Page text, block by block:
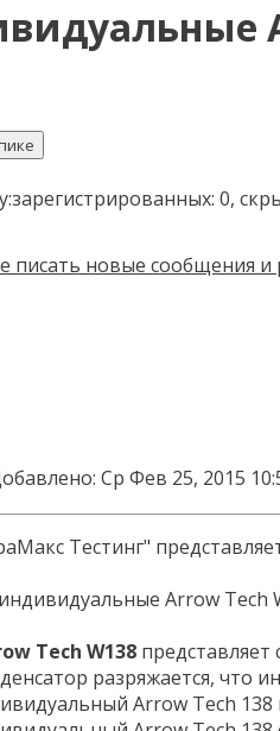
0,
Ср Фев 25, 2015
Тестинг"
Tech W138
разряжается, что
Arrow Tech